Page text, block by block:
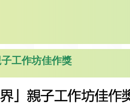
工作坊佳作獎